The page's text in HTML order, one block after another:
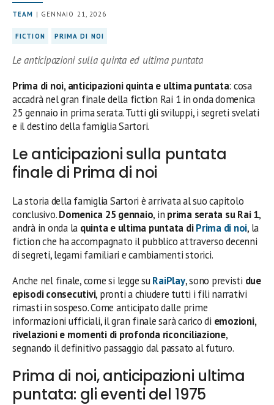
TEAM | GENNAIO 21, 2026
FICTION PRIMA DI NOI
Le anticipazioni sulla quinta ed ultima puntata
Prima di noi, anticipazioni quinta e ultima puntata: cosa
accadrà nel gran finale della fiction Rai 1 in onda domenica
25 gennaio in prima serata. Tutti gli sviluppi, i segreti svelati
e il destino della famiglia Sartori.
Le anticipazioni sulla puntata
finale di Prima di noi
La storia della famiglia Sartori è arrivata al suo capitolo
conclusivo.Domenica 25 gennaio, in prima serata su Rai 1,
andrà in onda la quinta e ultima puntata diPrima di noi, la
fiction che ha accompagnato il pubblico attraverso decenni
di segreti, legami familiari e cambiamenti storici.
Anche nel finale, come si legge suRaiPlay, sono previsti due
episodi consecutivi, pronti a chiudere tutti i fili narrativi
rimasti in sospeso. Come anticipato dalle prime
informazioni ufficiali, il gran finale sarà carico di emozioni,
rivelazioni e momenti di profonda riconciliazione,
segnando il definitivo passaggio dal passato al futuro.
Prima di noi, anticipazioni ultima
puntata: gli eventi del 1975